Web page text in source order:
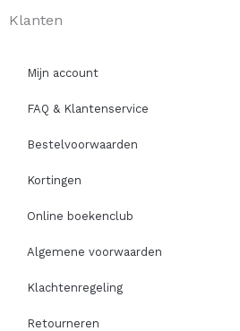
Klanten
Mijn account
FAQ & Klantenservice
Bestelvoorwaarden
Kortingen
Online boekenclub
Algemene voorwaarden
Klachtenregeling
Retourneren